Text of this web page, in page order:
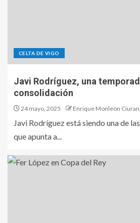
CELTA DE VIGO
Javi Rodríguez, una
consolidación
24 mayo, 2025 Enrique Monleon
Javi Rodríguez está siendo una de
que apunta a...